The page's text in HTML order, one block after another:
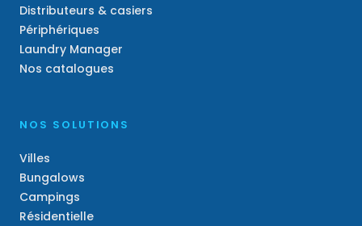
Distributeurs & casiers
Périphériques
Laundry Manager
Nos catalogues
NOS SOLUTIONS
Villes
Bungalows
Campings
Résidentielle